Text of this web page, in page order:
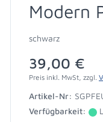
Modern
schwarz
39,00 €
Preis inkl. MwSt, zzgl.
Artikel-Nr:
Verfügbarkeit: